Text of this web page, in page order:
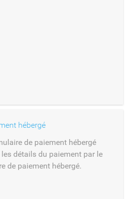
hébergé
de paiement hébergé
détails du paiement par le
de paiement hébergé.